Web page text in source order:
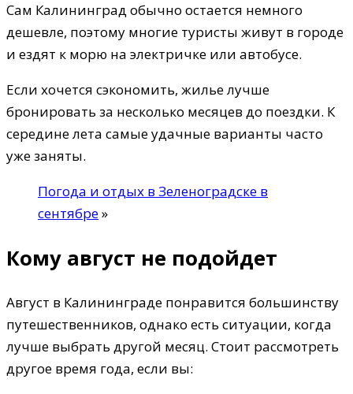
Сам Калининград обычно остается немного
дешевле, поэтому многие туристы живут в городе
и ездят к морю на электричке или автобусе.
Если хочется сэкономить, жилье лучше
бронировать за несколько месяцев до поездки. К
середине лета самые удачные варианты часто
уже заняты.
Погода и отдых в Зеленоградске в
сентябре»
Кому август не подойдет
Август в Калининграде понравится большинству
путешественников, однако есть ситуации, когда
лучше выбрать другой месяц. Стоит рассмотреть
другое время года, если вы: